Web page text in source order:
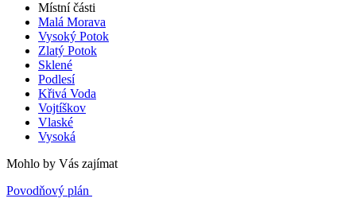
Místní části
Malá Morava
Vysoký Potok
Zlatý Potok
Sklené
Podlesí
Křivá Voda
Vojtíškov
Vlaské
Vysoká
Mohlo by Vás zajímat
Povodňový plán